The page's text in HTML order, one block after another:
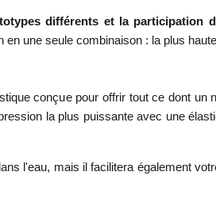
différents et la participation
une seule combinaison : la plus
conçue pour offrir tout ce dont
la plus puissante avec une
l'eau, mais il facilitera également